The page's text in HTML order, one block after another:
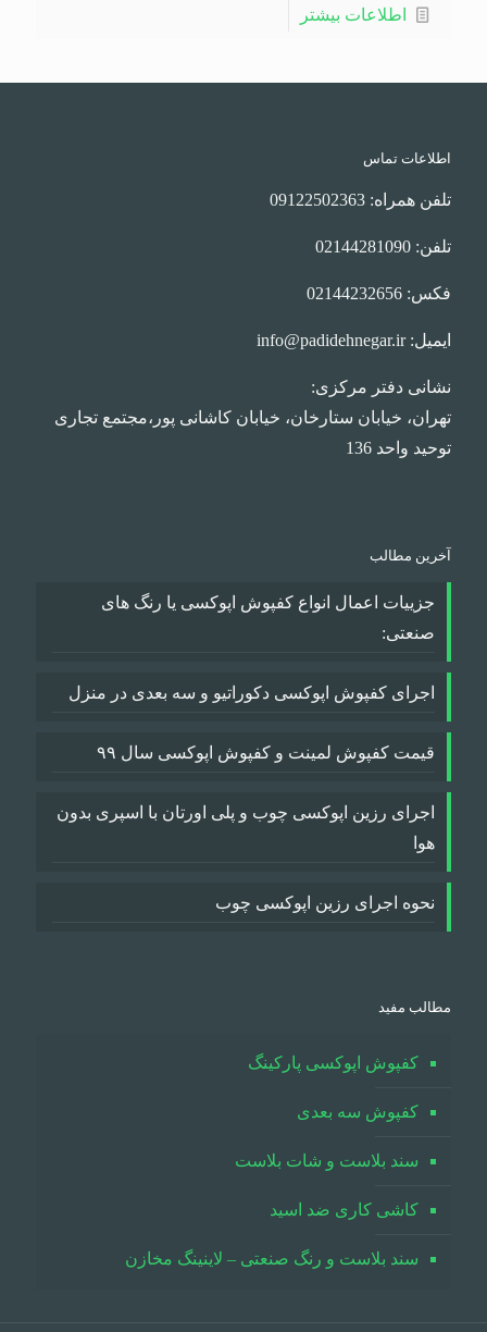
اطلاعات بیشتر
اطلاعات تماس
تلفن همراه: 09122502363
تلفن: 02144281090
فکس: 02144232656
ایمیل: info@padidehnegar.ir
نشانی دفتر مرکزی:
تهران، خیابان ستارخان، خیابان کاشانی پور،مجتمع تجاری
توحید واحد 136
آخرین مطالب
جزییات اعمال انواع کفپوش اپوکسی یا رنگ های
صنعتی:
اجرای کفپوش اپوکسی دکوراتیو و سه بعدی در منزل
قیمت کفپوش لمینت و کفپوش اپوکسی سال ۹۹
اجرای رزین اپوکسی چوب و پلی اورتان با اسپری بدون
هوا
نحوه اجرای رزین اپوکسی چوب
مطالب مفید
کفپوش اپوکسی پارکینگ
کفپوش سه بعدی
سند بلاست و شات بلاست
کاشی کاری ضد اسید
سند بلاست و رنگ صنعتی – لاینینگ مخازن